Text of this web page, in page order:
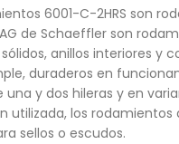
6001-C-2HRS son
de Schaeffler son
anillos interiores y
duraderos en
una y dos hileras y en
utilizada, los
sellos o escudos.